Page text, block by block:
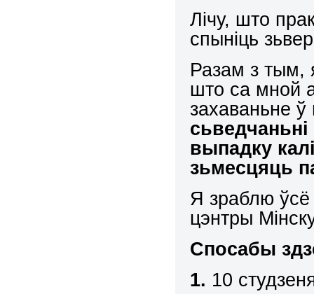
Лічу, што
спыніць
Разам з тым,
што са мной
захаваньне
выпадку
зьмесцяць
Я зраблю ўсё
цэнтры
Спосабы
1. 10